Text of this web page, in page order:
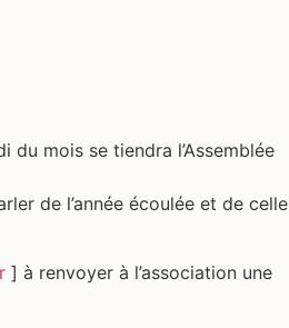
du mois se tiendra l’Assemblée
de l’année écoulée et de celle
] à renvoyer à l’association une